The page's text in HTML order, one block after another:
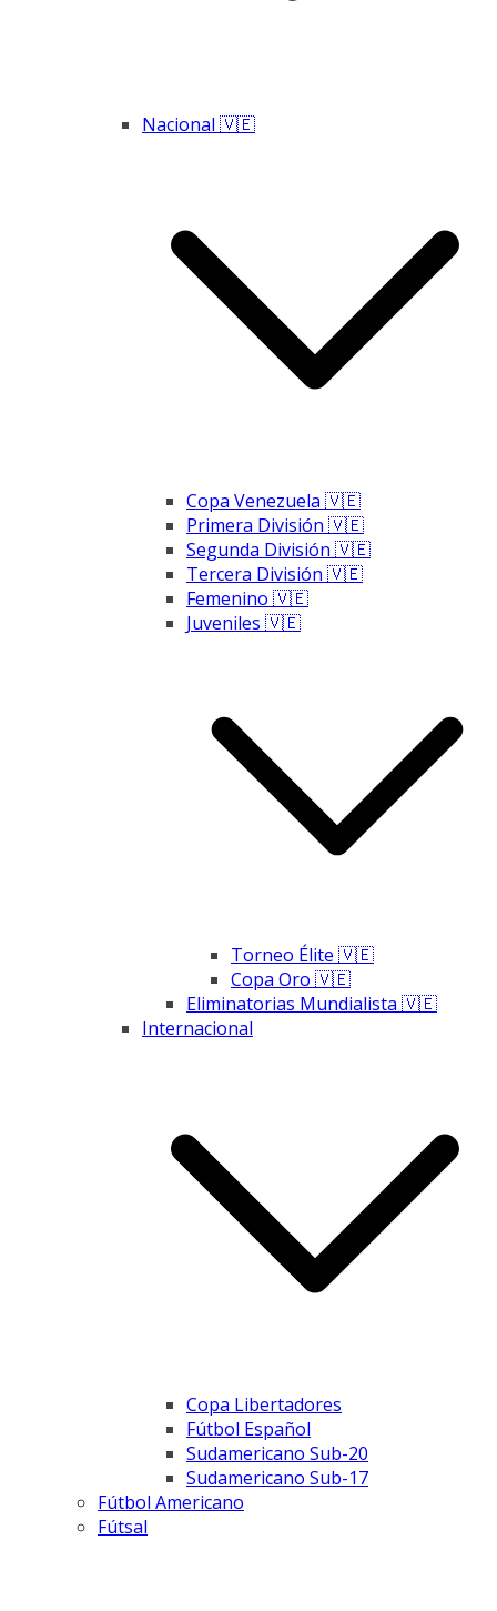
Nacional 🇻🇪
Copa Venezuela 🇻🇪
Primera División 🇻🇪
Segunda División 🇻🇪
Tercera División 🇻🇪
Femenino 🇻🇪
Juveniles 🇻🇪
Torneo Élite 🇻🇪
Copa Oro 🇻🇪
Eliminatorias Mundialista 🇻🇪
Internacional
Copa Libertadores
Fútbol Español
Sudamericano Sub-20
Sudamericano Sub-17
Fútbol Americano
Fútsal